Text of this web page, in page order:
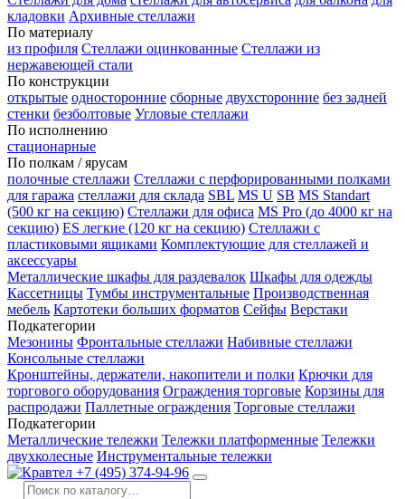
кладовки Архивные стеллажи
По материалу
из профиля Стеллажи оцинкованные Стеллажи из
нержавеющей стали
По конструкции
открытые односторонние сборные двухсторонние без задней
стенки безболтовые Угловые стеллажи
По исполнению
стационарные
По полкам / ярусам
полочные стеллажи Стеллажи с перфорированными полками
для гаража стеллажи для склада SBL MS U SB MS Standart
(500 кг на секцию) Стеллажи для офиса MS Pro (до 4000 кг на
секцию) ES легкие (120 кг на секцию) Стеллажи с
пластиковыми ящиками Комплектующие для стеллажей и
аксессуары
Металлические шкафы для раздевалок Шкафы для одежды
Кассетницы Тумбы инструментальные Производственная
мебель Картотеки больших форматов Сейфы Верстаки
Подкатегории
Мезонины Фронтальные стеллажи Набивные стеллажи
Консольные стеллажи
Кронштейны, держатели, накопители и полки Крючки для
торгового оборудования Ограждения торговые Корзины для
распродажи Паллетные ограждения Торговые стеллажи
Подкатегории
Металлические тележки Тележки платформенные Тележки
двухколесные Инструментальные тележки
+7 (495) 374-94-96